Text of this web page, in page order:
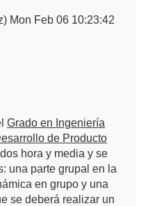
Mon Feb 06 10:23:42
Grado en Ingeniería
de Producto
hora y media y se
una parte grupal en la
en grupo y una
se deberá realizar un